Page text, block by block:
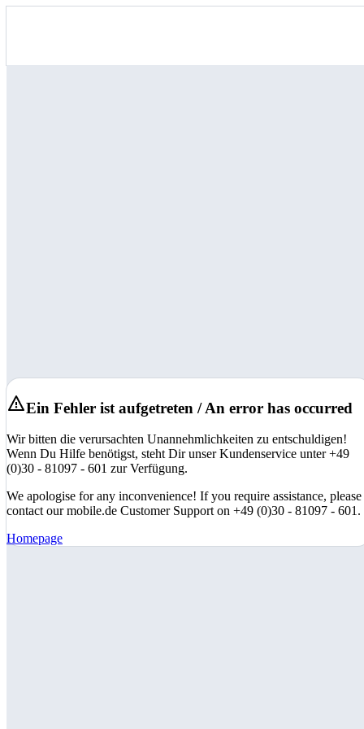
Ein Fehler ist aufgetreten / An error has occurred
Wir bitten die verursachten Unannehmlichkeiten zu entschuldigen!
Wenn Du Hilfe benötigst, steht Dir unser Kundenservice unter +49
(0)30 - 81097 - 601 zur Verfügung.
We apologise for any inconvenience! If you require assistance, please
contact our mobile.de Customer Support on +49 (0)30 - 81097 - 601.
Homepage